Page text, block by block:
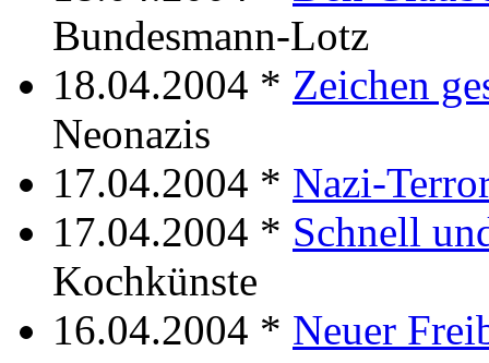
Bundesmann-Lotz
18.04.2004 * Zeichen
Neonazis
17.04.2004 * Nazi-
17.04.2004 * Schnell
Kochkünste
16.04.2004 * Neuer